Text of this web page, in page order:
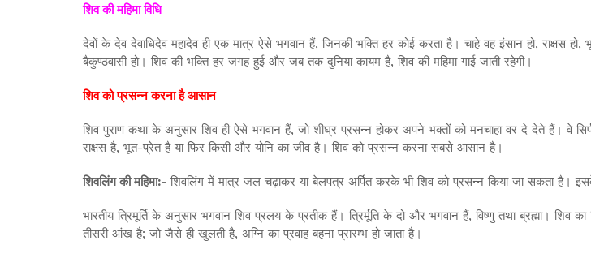
शिव की महिमा विधि
देवों के देव देवाधिदेव महादेव ही एक मात्र ऐसे भगवान हैं, जिनकी भक्ति हर कोई करता है। चाहे वह इंसान हो, राक्षस
बैकुण्ठवासी हो। शिव की भक्ति हर जगह हुई और जब तक दुनिया कायम है, शिव की महिमा गाई जाती रहेगी।
शिव को प्रसन्न करना है आसान
शिव पुराण कथा के अनुसार शिव ही ऐसे भगवान हैं, जो शीघ्र प्रसन्न होकर अपने भक्तों को मनचाहा वर दे देते हैं। वे
राक्षस है, भूत-प्रेत है या फिर किसी और योनि का जीव है। शिव को प्रसन्न करना सबसे आसान है।
शिवलिंग की महिमा:- शिवलिंग में मात्र जल चढ़ाकर या बेलपत्र अर्पित करके भी शिव को प्रसन्न किया जा सकता है।
भारतीय त्रिमूर्ति के अनुसार भगवान शिव प्रलय के प्रतीक हैं। त्रिर्मूति के दो और भगवान हैं, विष्णु तथा ब्रह्मा। शिव
तीसरी आंख है; जो जैसे ही खुलती है, अग्नि का प्रवाह बहना प्रारम्भ हो जाता है।